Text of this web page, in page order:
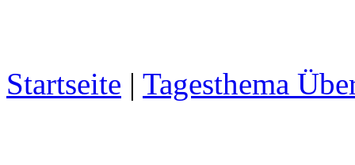
Startseite | Tagesthema